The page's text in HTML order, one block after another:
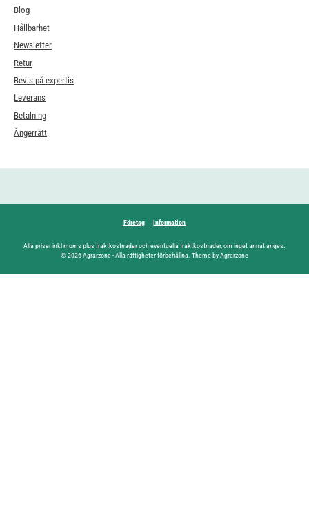
Blog
Hållbarhet
Newsletter
Retur
Bevis på expertis
Leverans
Betalning
Ångerrätt
Företag Information
Alla priser inkl moms plus fraktkostnaderoch eventuella fraktkostnader, om inget annat anges.
© 2026 Agrarzone - Alla rättigheter förbehållna. Theme by Agrarzone